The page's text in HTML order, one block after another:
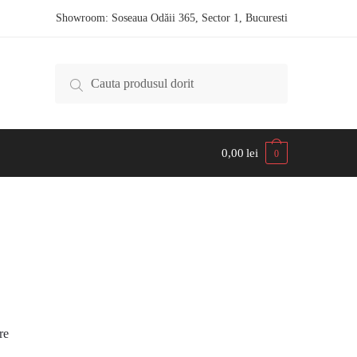
Showroom: Soseaua Odăii 365, Sector 1, Bucuresti
0,00lei 0